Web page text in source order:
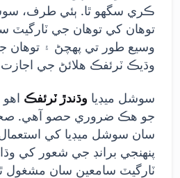
ڪري سگهو ٿا. ٻئي طرف،
توهان کي توهان جي ٽارگيٽ
وسيع طور تي پهچڻ ۽ توهان
وڌيڪ ٽرئفڪ هلائڻ جي اجازت
سوشل ميڊيا وڌندڙ ٽرئفڪ
جو هڪ ضروري حصو آهي.
سان سوشل ميڊيا کي
پنهنجي برانڊ جي شعور کي
ٽارگيٽ سامعين سان مشغول